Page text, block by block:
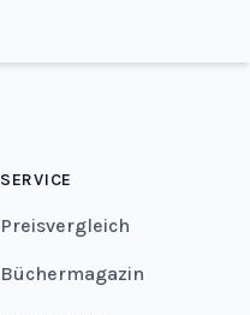
SERVICE
Preisvergleich
Büchermagazin